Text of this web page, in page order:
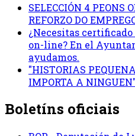
SELECCIÓN 4 PEONS
REFORZO DO
¿Necesitas
on-line? En el
ayudamos.
"HISTORIAS
IMPORTA A NINGUEN"
Boletíns oficiais